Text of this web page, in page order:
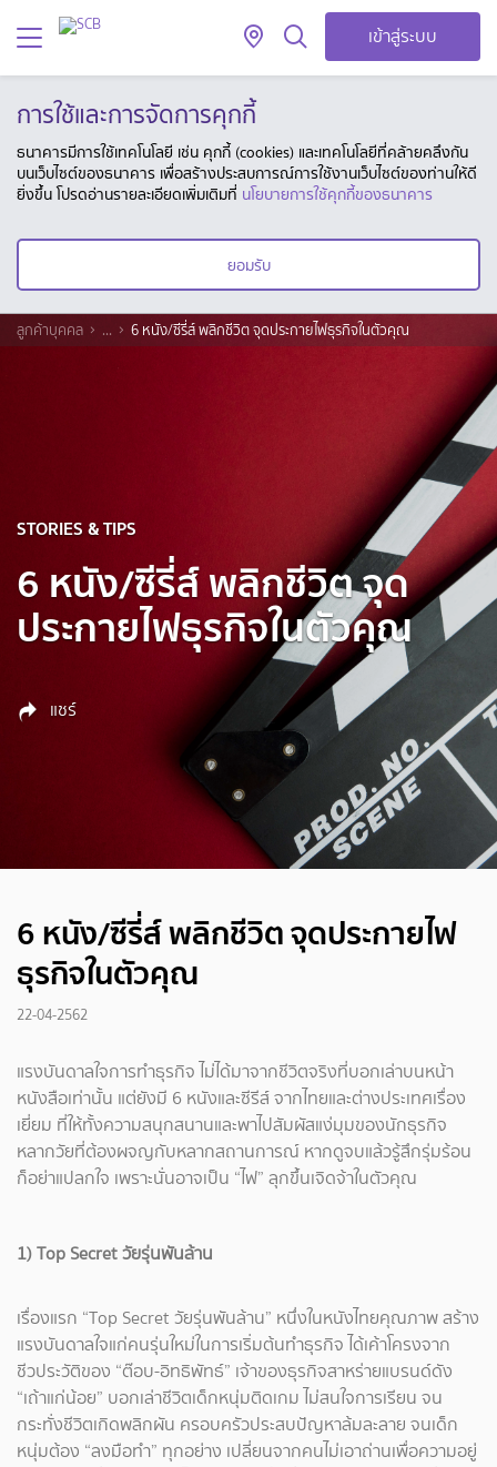
เข้าสู่ระบบ
การใช้และการจัดการคุกกี้
ธนาคารมีการใช้เทคโนโลยี เช่น คุกกี้ (cookies) และเทคโนโลยีที่คล้ายคลึงกัน
บนเว็บไซต์ของธนาคาร เพื่อสร้างประสบการณ์การใช้งานเว็บไซต์ของท่านให้ดี
ยิ่งขึ้น โปรดอ่านรายละเอียดเพิ่มเติมที่ นโยบายการใช้คุกกี้ของธนาคาร
ยอมรับ
ลูกค้าบุคคล ... 6 หนัง/ซีรี่ส์ พลิกชีวิต จุดประกายไฟธุรกิจในตัวคุณ
STORIES & TIPS
6 หนัง/ซีรี่ส์ พลิกชีวิต จุด
ประกายไฟธุรกิจในตัวคุณ
แชร์
6 หนัง/ซีรี่ส์ พลิกชีวิต จุดประกายไฟ
ธุรกิจในตัวคุณ
22-04-2562
แรงบันดาลใจการทำธุรกิจ ไม่ได้มาจากชีวิตจริงที่บอกเล่าบนหน้า
หนังสือเท่านั้น แต่ยังมี 6 หนังและซีรีส์ จากไทยและต่างประเทศเรื่อง
เยี่ยม ที่ให้ทั้งความสนุกสนานและพาไปสัมผัสแง่มุมของนักธุรกิจ
หลากวัยที่ต้องผจญกับหลากสถานการณ์ หากดูจบแล้วรู้สึกรุ่มร้อน
ก็อย่าแปลกใจ เพราะนั่นอาจเป็น “ไฟ” ลุกขึ้นเจิดจ้าในตัวคุณ
1) Top Secret วัยรุ่นพันล้าน
เรื่องแรก “Top Secret วัยรุ่นพันล้าน” หนึ่งในหนังไทยคุณภาพ สร้าง
แรงบันดาลใจแก่คนรุ่นใหม่ในการเริ่มต้นทำธุรกิจ ได้เค้าโครงจาก
ชีวประวัติของ “ต๊อบ-อิทธิพัทธ์” เจ้าของธุรกิจสาหร่ายแบรนด์ดัง
“เถ้าแก่น้อย” บอกเล่าชีวิตเด็กหนุ่มติดเกม ไม่สนใจการเรียน จน
กระทั่งชีวิตเกิดพลิกผัน ครอบครัวประสบปัญหาล้มละลาย จนเด็ก
หนุ่มต้อง “ลงมือทำ” ทุกอย่าง เปลี่ยนจากคนไม่เอาถ่านเพื่อความอยู่